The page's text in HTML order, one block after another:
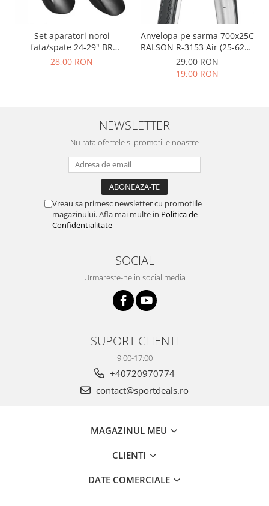
Set aparatori noroi
fata/spate 24-29" BR
Components, plastic, negre
28,00 RON
Anvelopa pe sarma 700x25C
RALSON R-3153 Air (25-622),
negru
29,00 RON
19,00 RON
NEWSLETTER
Nu rata ofertele si promotiile noastre
Vreau sa primesc newsletter cu promotiile
magazinului. Afla mai multe in Politica de
Confidentialitate
SOCIAL
Urmareste-ne in social media
SUPORT CLIENTI
9:00-17:00
+40720970774
contact@sportdeals.ro
MAGAZINUL MEU
CLIENTI
DATE COMERCIALE